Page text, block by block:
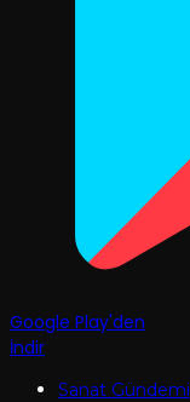
Google Play'den
İndir
Sanat Gündemi